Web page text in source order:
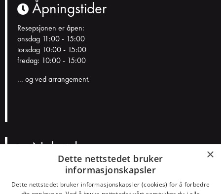
Åpningstider
Resepsjonen er åpen:
onsdag 11:00 - 15:00
torsdag 10:00 - 15:00
fredag: 10:00 - 15:00
... og ved arrangement.
Nyhetsbrev
a
×
Dette nettstedet bruker
informasjonskapsler
Dette nettstedet bruker informasjonskapsler (cookies) for å forbedre